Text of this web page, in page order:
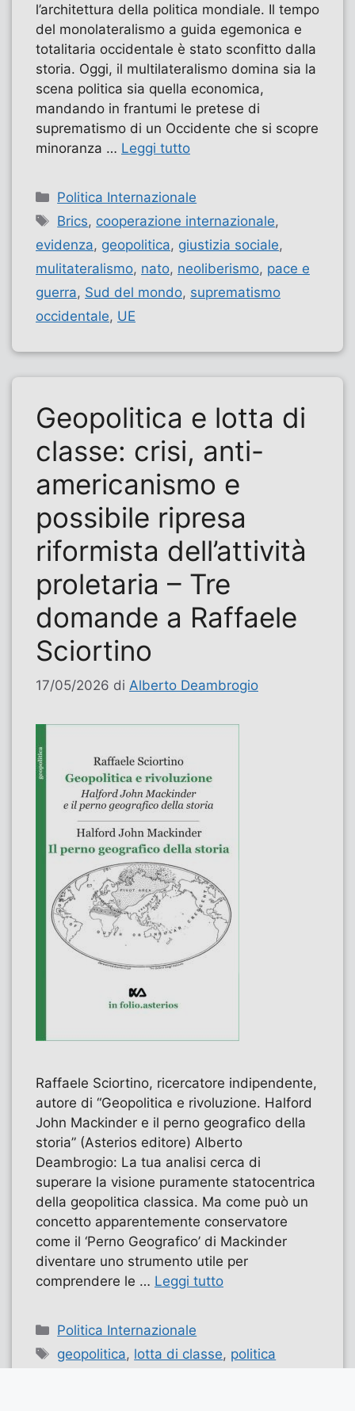
l’architettura della politica mondiale. Il tempo
del monolateralismo a guida egemonica e
totalitaria occidentale è stato sconfitto dalla
storia. Oggi, il multilateralismo domina sia la
scena politica sia quella economica,
mandando in frantumi le pretese di
suprematismo di un Occidente che si scopre
minoranza … Leggi tutto
Categorie
Politica Internazionale
Tag
Brics, cooperazione internazionale,
evidenza, geopolitica, giustizia sociale,
mulitateralismo, nato, neoliberismo, pace e
guerra, Sud del mondo, suprematismo
occidentale, UE
Geopolitica e lotta di
classe: crisi, anti-
americanismo e
possibile ripresa
riformista dell’attività
proletaria – Tre
domande a Raffaele
Sciortino
17/05/2026 di Alberto Deambrogio
Raffaele Sciortino, ricercatore indipendente,
autore di “Geopolitica e rivoluzione. Halford
John Mackinder e il perno geografico della
storia” (Asterios editore) Alberto
Deambrogio: La tua analisi cerca di
superare la visione puramente statocentrica
della geopolitica classica. Ma come può un
concetto apparentemente conservatore
come il ‘Perno Geografico’ di Mackinder
diventare uno strumento utile per
comprendere le … Leggi tutto
Categorie
Politica Internazionale
Tag
geopolitica, lotta di classe, politica